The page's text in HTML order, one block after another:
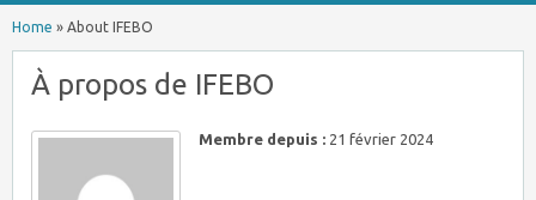
Home » About IFEBO
À propos de IFEBO
Membre depuis : 21 février 2024